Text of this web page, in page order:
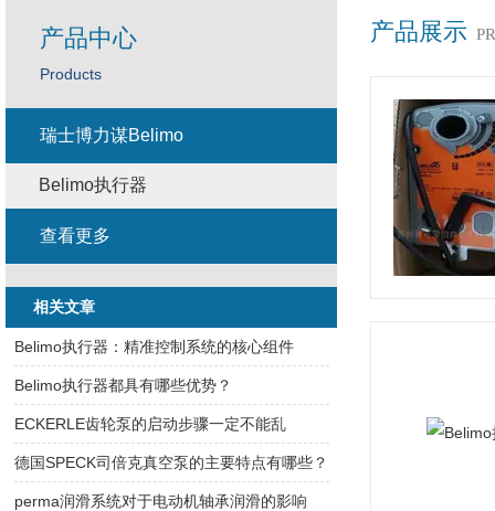
产品展示
产品中心
Products
瑞士博力谋Belimo
Belimo执行器
查看更多
相关文章
Belimo执行器：精准控制系统的核心组件
Belimo执行器都具有哪些优势？
ECKERLE齿轮泵的启动步骤一定不能乱
德国SPECK司倍克真空泵的主要特点有哪些？
perma润滑系统对于电动机轴承润滑的影响